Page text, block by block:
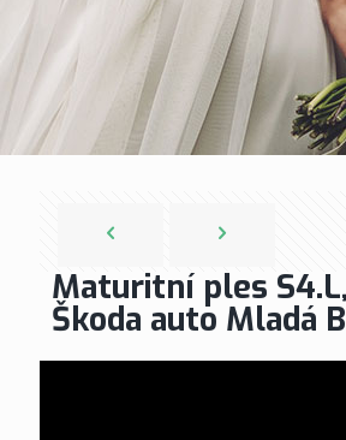
Maturitní ples S4.L,
Škoda auto Mladá